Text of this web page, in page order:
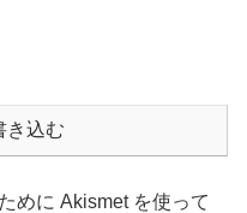
き込む
めに Akismet を使って